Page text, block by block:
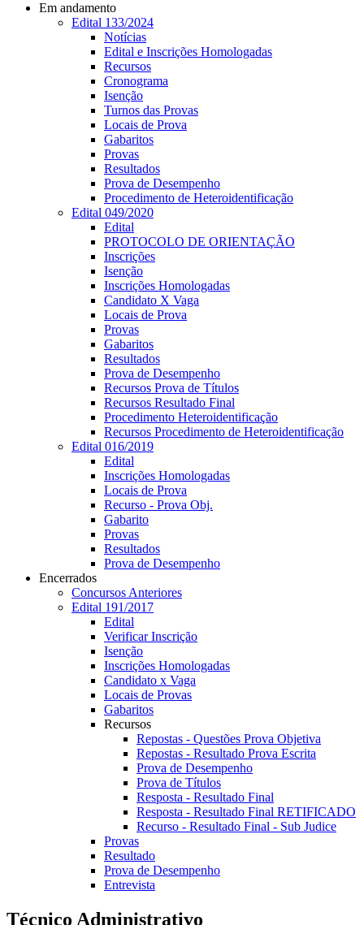
Em andamento
Edital 133/2024
Notícias
Edital e Inscrições Homologadas
Recursos
Cronograma
Isenção
Turnos das Provas
Locais de Prova
Gabaritos
Provas
Resultados
Prova de Desempenho
Procedimento de Heteroidentificação
Edital 049/2020
Edital
PROTOCOLO DE ORIENTAÇÃO
Inscrições
Isenção
Inscrições Homologadas
Candidato X Vaga
Locais de Prova
Provas
Gabaritos
Resultados
Prova de Desempenho
Recursos Prova de Títulos
Recursos Resultado Final
Procedimento Heteroidentificação
Recursos Procedimento de Heteroidentificação
Edital 016/2019
Edital
Inscrições Homologadas
Locais de Prova
Recurso - Prova Obj.
Gabarito
Provas
Resultados
Prova de Desempenho
Encerrados
Concursos Anteriores
Edital 191/2017
Edital
Verificar Inscrição
Isenção
Inscrições Homologadas
Candidato x Vaga
Locais de Provas
Gabaritos
Recursos
Repostas - Questões Prova Objetiva
Repostas - Resultado Prova Escrita
Prova de Desempenho
Prova de Títulos
Resposta - Resultado Final
Resposta - Resultado Final RETIFICADO
Recurso - Resultado Final - Sub Judice
Provas
Resultado
Prova de Desempenho
Entrevista
Técnico Administrativo